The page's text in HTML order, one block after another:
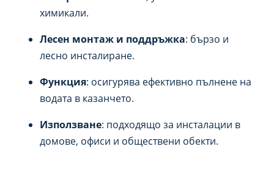
химикали.
Лесен монтаж и поддръжка: бързо и
лесно инсталиране.
Функция: осигурява ефективно пълнене на
водата в казанчето.
Използване: подходящо за инсталации в
домове, офиси и обществени обекти.